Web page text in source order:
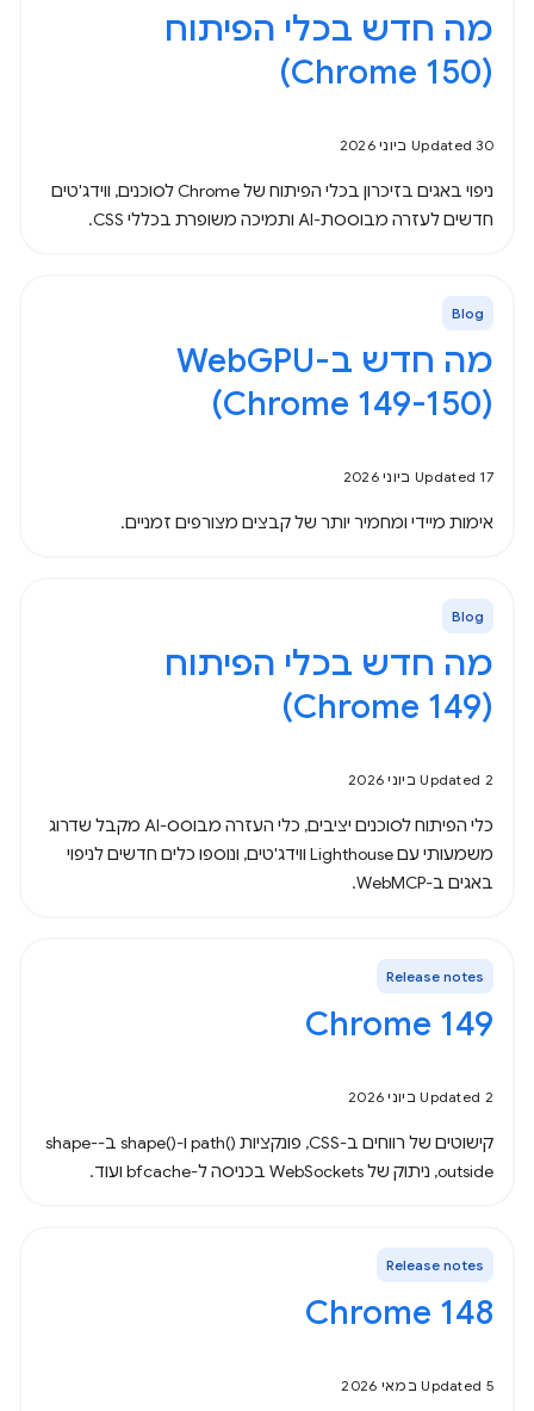
מה חדש בכלי הפיתוח
(Chrome 150)
Updated 30 ביוני 2026
ניפוי באגים בזיכרון בכלי הפיתוח של Chrome לסוכנים, ווידג'טים
חדשים לעזרה מבוססת-AI ותמיכה משופרת בכללי CSS.
Blog
(Chrome 149-150)
Updated 17 ביוני 2026
אימות מיידי ומחמיר יותר של קבצים מצורפים זמניים.
Blog
מה חדש בכלי הפיתוח
(Chrome 149)
Updated 2 ביוני 2026
כלי הפיתוח לסוכנים יציבים, כלי העזרה מבוסס-AI מקבל שדרוג
משמעותי עם Lighthouse ווידג'טים, ונוספו כלים חדשים לניפוי
באגים ב-WebMCP.
Release notes
Chrome 149
Updated 2 ביוני 2026
קישוטים של רווחים ב-CSS, פונקציות path()‎ ו-shape()‎ ב-shape-
outside, ניתוק של WebSockets בכניסה ל-bfcache ועוד.
Release notes
Chrome 148
Updated 5 במאי 2026